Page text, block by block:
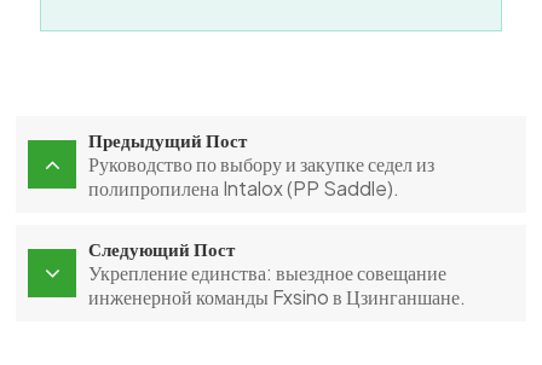
Предыдущий Пост
Руководство по выбору и закупке седел из
полипропилена Intalox (PP Saddle).
Следующий Пост
Укрепление единства: выездное совещание
инженерной команды Fxsino в Цзинганшане.